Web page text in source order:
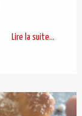
Lire la suite...